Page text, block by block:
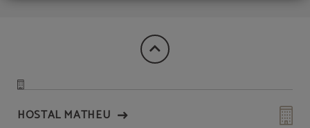
HOSTAL MATHEU